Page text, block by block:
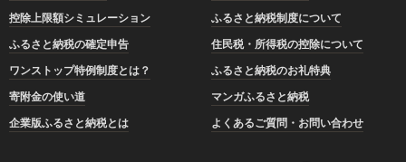
控除上限額シミュレーション
ふるさと納税制度について
ふるさと納税の確定申告
住民税・所得税の控除について
ワンストップ特例制度とは？
ふるさと納税のお礼特典
寄附金の使い道
マンガふるさと納税
企業版ふるさと納税とは
よくあるご質問・お問い合わせ